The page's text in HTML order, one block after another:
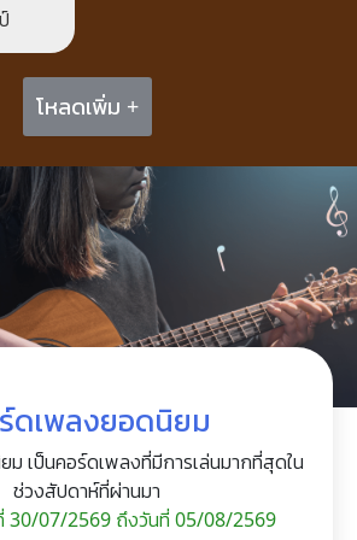
โหลดเพิ่ม +
ดเพลงยอดนิยม
เป็นคอร์ดเพลงที่มีการเล่นมากที่สุดใน
ช่วงสัปดาห์ที่ผ่านมา
30/07/2569 ถึงวันที่ 05/08/2569